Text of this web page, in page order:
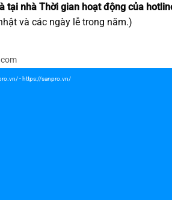
tại nhà Thời gian hoạt động của
và các ngày lễ trong năm.)
- https://sanpro.vn/